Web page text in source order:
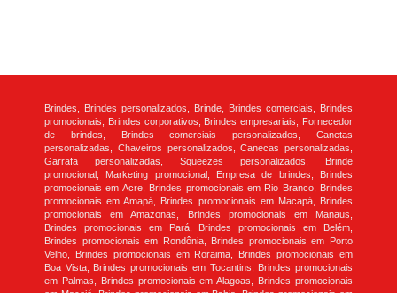
Brindes, Brindes personalizados, Brinde, Brindes comerciais, Brindes
promocionais, Brindes corporativos, Brindes empresariais, Fornecedor
de brindes, Brindes comerciais personalizados, Canetas
personalizadas, Chaveiros personalizados, Canecas personalizadas,
Garrafa personalizadas, Squeezes personalizados, Brinde
promocional, Marketing promocional, Empresa de brindes, Brindes
promocionais em Acre, Brindes promocionais em Rio Branco, Brindes
promocionais em Amapá, Brindes promocionais em Macapá, Brindes
promocionais em Amazonas, Brindes promocionais em Manaus,
Brindes promocionais em Pará, Brindes promocionais em Belém,
Brindes promocionais em Rondônia, Brindes promocionais em Porto
Velho, Brindes promocionais em Roraima, Brindes promocionais em
Boa Vista, Brindes promocionais em Tocantins, Brindes promocionais
em Palmas, Brindes promocionais em Alagoas, Brindes promocionais